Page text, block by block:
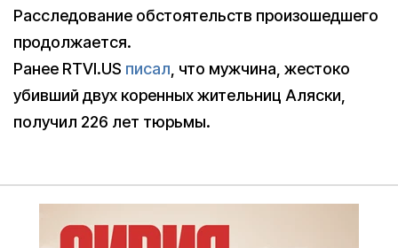
Расследование обстоятельств произошедшего
продолжается.
Ранее RTVI.US писал, что мужчина, жестоко
убивший двух коренных жительниц Аляски,
получил 226 лет тюрьмы.